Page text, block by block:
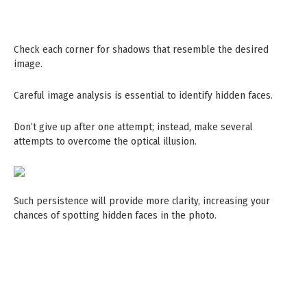
Check each corner for shadows that resemble the desired
image.
Careful image analysis is essential to identify hidden faces.
Don’t give up after one attempt; instead, make several
attempts to overcome the optical illusion.
Such persistence will provide more clarity, increasing your
chances of spotting hidden faces in the photo.